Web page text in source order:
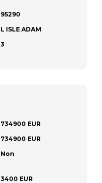
95290
L ISLE ADAM
3
734900 EUR
734900 EUR
Non
3400 EUR